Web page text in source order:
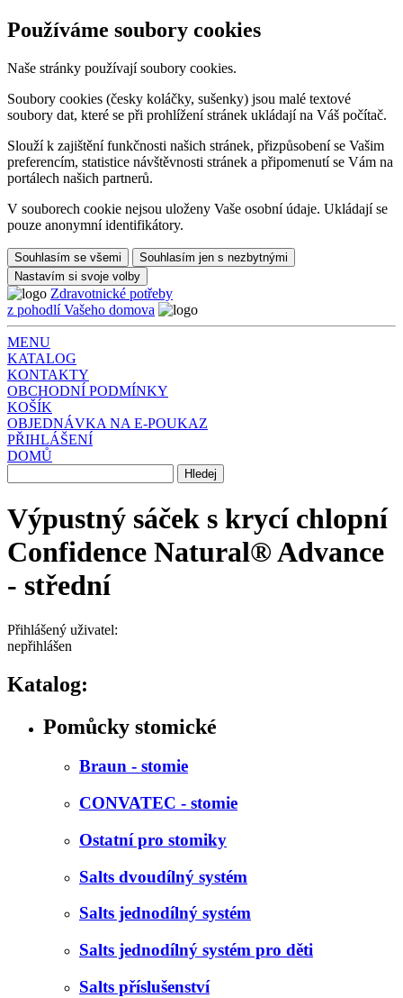
Používáme soubory cookies
Naše stránky používají soubory cookies.
Soubory cookies (česky koláčky, sušenky) jsou malé textové
soubory dat, které se při prohlížení stránek ukládají na Váš počítač.
Slouží k zajištění funkčnosti našich stránek, přizpůsobení se Vašim
preferencím, statistice návštěvnosti stránek a připomenutí se Vám na
portálech našich partnerů.
V souborech cookie nejsou uloženy Vaše osobní údaje. Ukládají se
pouze anonymní identifikátory.
Souhlasím se všemi
Souhlasím jen s nezbytnými
Nastavím si svoje volby
Zdravotnické potřeby
z pohodlí Vašeho domova
MENU
KATALOG
KONTAKTY
OBCHODNÍ PODMÍNKY
KOŠÍK
OBJEDNÁVKA NA E-POUKAZ
PŘIHLÁŠENÍ
DOMŮ
Výpustný sáček s krycí chlopní
Confidence Natural® Advance
- střední
Přihlášený uživatel:
nepřihlášen
Katalog:
Pomůcky stomické
Braun - stomie
CONVATEC - stomie
Ostatní pro stomiky
Salts dvoudílný systém
Salts jednodílný systém
Salts jednodílný systém pro děti
Salts příslušenství